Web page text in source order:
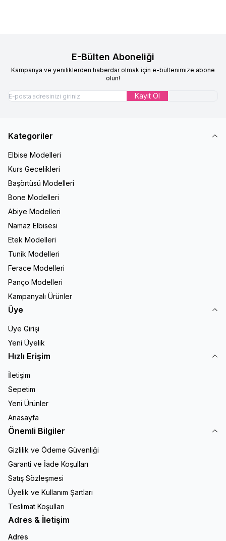
E-Bülten Aboneliği
Kampanya ve yeniliklerden haberdar olmak için e-bültenimize abone
olun!
Kayıt Ol
Kategoriler
Elbise Modelleri
Kurs Gecelikleri
Başörtüsü Modelleri
Bone Modelleri
Abiye Modelleri
Namaz Elbisesi
Etek Modelleri
Tunik Modelleri
Ferace Modelleri
Panço Modelleri
Kampanyalı Ürünler
Üye
Üye Girişi
Yeni Üyelik
Hızlı Erişim
İletişim
Sepetim
Yeni Ürünler
Anasayfa
Önemli Bilgiler
Gizlilik ve Ödeme Güvenliği
Garanti ve İade Koşulları
Satış Sözleşmesi
Üyelik ve Kullanım Şartları
Teslimat Koşulları
Adres & İletişim
Adres